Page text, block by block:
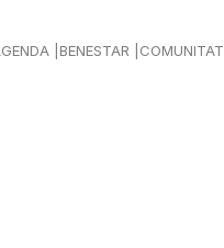
BENESTAR COMUNITAT